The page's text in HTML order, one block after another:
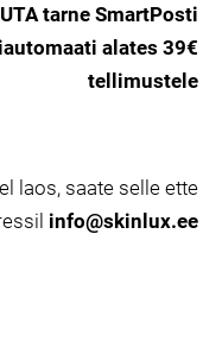
tarne SmartPosti
alates 39€
tellimustele
laos, saate selle ette
info@skinlux.ee